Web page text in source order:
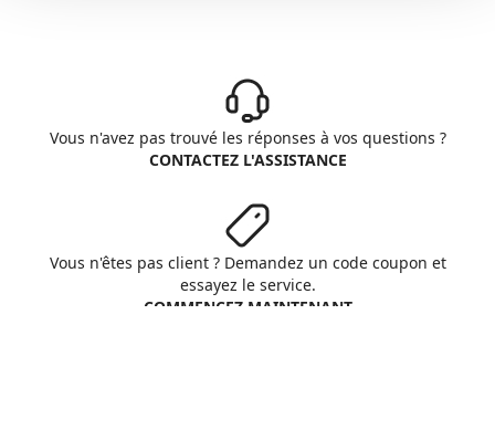
Vous n'avez pas trouvé les réponses à vos questions ?
CONTACTEZ L'ASSISTANCE
Vous n'êtes pas client ? Demandez un code coupon et
essayez le service.
COMMENCEZ MAINTENANT